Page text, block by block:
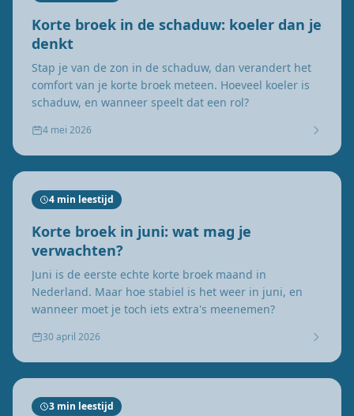
Korte broek in de schaduw: koeler dan je
denkt
Stap je van de zon in de schaduw, dan verandert het
comfort van je korte broek meteen. Hoeveel koeler is
schaduw, en wanneer speelt dat een rol?
4 mei 2026
4 min leestijd
Korte broek in juni: wat mag je
verwachten?
Juni is de eerste echte korte broek maand in
Nederland. Maar hoe stabiel is het weer in juni, en
wanneer moet je toch iets extra's meenemen?
30 april 2026
3 min leestijd